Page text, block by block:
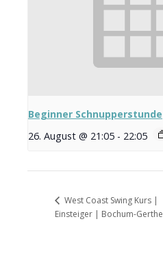
Beginner Schnupperstunde
26. August @ 21:05 - 22:05
West Coast Swing Kurs |
Einsteiger | Bochum-Gerthe